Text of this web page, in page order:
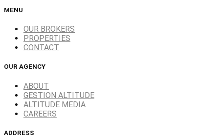
MENU
OUR BROKERS
PROPERTIES
CONTACT
OUR AGENCY
ABOUT
GESTION ALTITUDE
ALTITUDE MEDIA
CAREERS
ADDRESS